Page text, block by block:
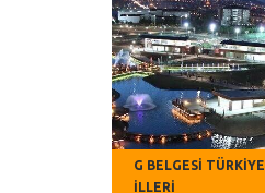
G BELGESI TÜRKIYE
İLLERI